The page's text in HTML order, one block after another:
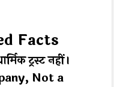
Facts
ट्रस्ट नहीं।
Not a